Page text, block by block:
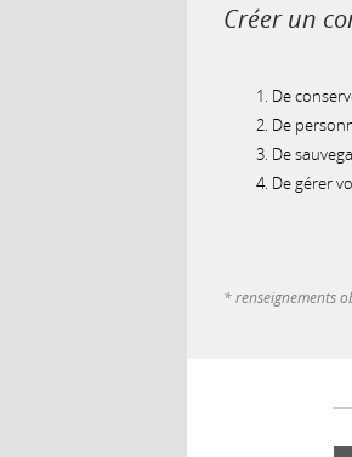
Créer un
De
De
De
De gérer
* renseignements